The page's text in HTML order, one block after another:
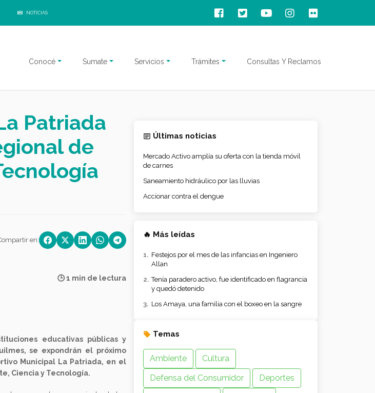
NOTICIAS
Conocé Sumate Servicios Trámites Consultas Y Reclamos
Patriada
de
en:
🕒 1 min de lectura
educativas públicas y
se expondrán el próximo
Municipal La Patriada, en el
Ciencia y Tecnología.
Últimas noticias
Mercado Activo amplía su oferta con la tienda móvil
de carnes
Saneamiento hidráulico por las lluvias
Accionar contra el dengue
🔥 Más leídas
Festejos por el mes de las infancias en Ingeniero
Allan
Tenía paradero activo, fue identificado en flagrancia
y quedó detenido
Los Amaya, una familia con el boxeo en la sangre
Temas
Ambiente
Cultura
Defensa del Consumidor
Deportes